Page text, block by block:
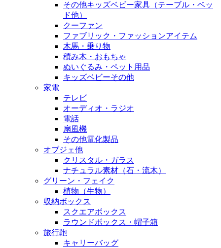
その他キッズベビー家具（テーブル・ベッ
ド他）
クーファン
ファブリック・ファッションアイテム
木馬・乗り物
積み木・おもちゃ
ぬいぐるみ・ペット用品
キッズベビーその他
家電
テレビ
オーディオ・ラジオ
電話
扇風機
その他電化製品
オブジェ他
クリスタル・ガラス
ナチュラル素材（石・流木）
グリーン・フェイク
植物（生物）
収納ボックス
スクエアボックス
ラウンドボックス・帽子箱
旅行鞄
キャリーバッグ